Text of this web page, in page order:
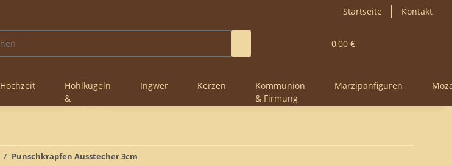
Startseite Kontakt
0,00 €
Hochzeit
Hohlkugeln
&
Ingwer Kerzen
Kommunion
& Firmung
Marzipanfiguren
Punschkrapfen Ausstecher 3cm